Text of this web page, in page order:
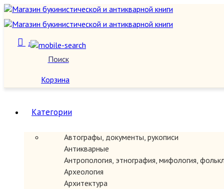
Поиск
1
Корзина
Категории
Автографы, документы, рукописи
Антикварные
Антропология, этнография, мифология,
Археология
Архитектура